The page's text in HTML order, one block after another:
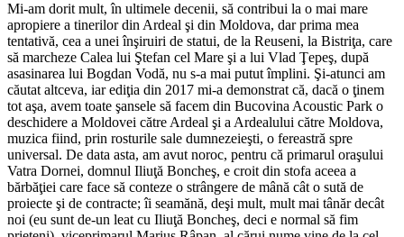
Mi-am dorit mult, în ultimele decenii, să contribui la o mai mare
apropiere a tinerilor din Ardeal şi din Moldova, dar prima mea
tentativă, cea a unei înşiruiri de statui, de la Reuseni, la Bistriţa, care
să marcheze Calea lui Ştefan cel Mare şi a lui Vlad Ţepeş, după
asasinarea lui Bogdan Vodă, nu s-a mai putut împlini. Şi-atunci am
căutat altceva, iar ediţia din 2017 mi-a demonstrat că, dacă o ţinem
tot aşa, avem toate şansele să facem din Bucovina Acoustic Park o
deschidere a Moldovei către Ardeal şi a Ardealului către Moldova,
muzica fiind, prin rosturile sale dumnezeieşti, o fereastră spre
universal. De data asta, am avut noroc, pentru că primarul oraşului
Vatra Dornei, domnul Iliuţă Boncheş, e croit din stofa aceea a
bărbăţiei care face să conteze o strângere de mână cât o sută de
proiecte şi de contracte; îi seamănă, deşi mult, mult mai tânăr decât
noi (eu sunt de-un leat cu Iliuţă Boncheş, deci e normal să fim